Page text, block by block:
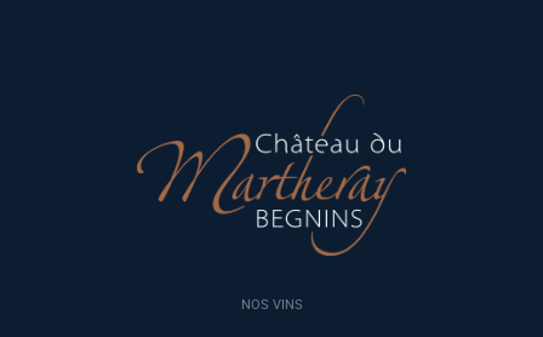
NOS VINS